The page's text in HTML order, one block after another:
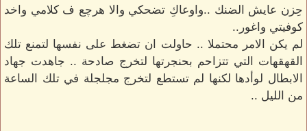
حِزن عايش الضنك ..واوعاكِ تضحكي والا هرچع ف كلامي واخد
كوفيتي واغور..
لم يكن الامر محتملا .. حاولت ان تضغط على نفسها لتمنع تلك
القهقهات التي تتزاحم بحنجرتها لتخرج صادحة .. جاهدت جهاد
الابطال لوأدها لكنها لم تستطع لتخرج مجلجلة في تلك الساعة
من الليل ..